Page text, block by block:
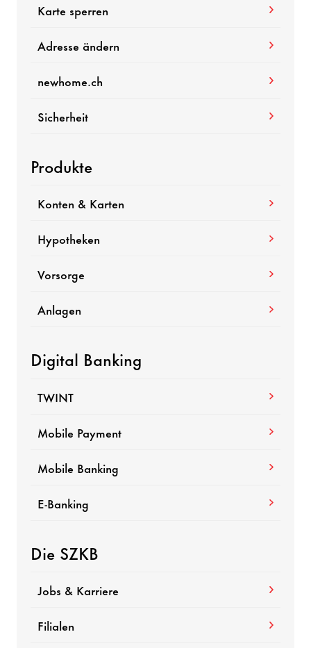
Karte sperren
Adresse ändern
newhome.ch
Sicher­heit
Produkte
Konten & Karten
Hypo­theken
Vorsorge
Anlagen
Digital Banking
TWINT
Mobile Payment
Mobile Banking
E-​Banking
Die SZKB
Jobs & Karriere
Filialen